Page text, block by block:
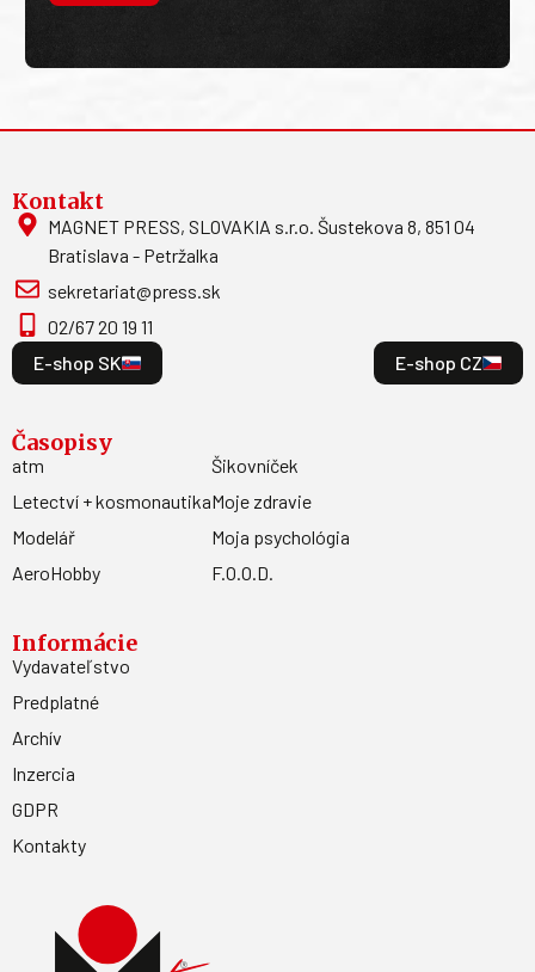
Kontakt
MAGNET PRESS, SLOVAKIA s.r.o. Šustekova 8, 851 04
Bratislava - Petržalka
sekretariat@press.sk
02/67 20 19 11
E-shop SK
E-shop CZ
Časopisy
atm
Letectví + kosmonautika
Modelář
AeroHobby
Šikovníček
Moje zdravie
Moja psychológia
F.O.O.D.
Informácie
Vydavateľstvo
Predplatné
Archív
Inzercia
GDPR
Kontakty